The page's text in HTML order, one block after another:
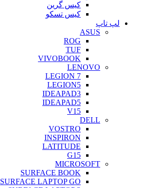
کیس گرین
کیس تسکو
لپ تاپ
ASUS
ROG
TUF
VIVOBOOK
LENOVO
LEGION 7
LEGION5
IDEAPAD3
IDEAPAD5
V15
DELL
VOSTRO
INSPIRON
LATITUDE
G15
MICROSOFT
SURFACE BOOK
SURFACE LAPTOP GO